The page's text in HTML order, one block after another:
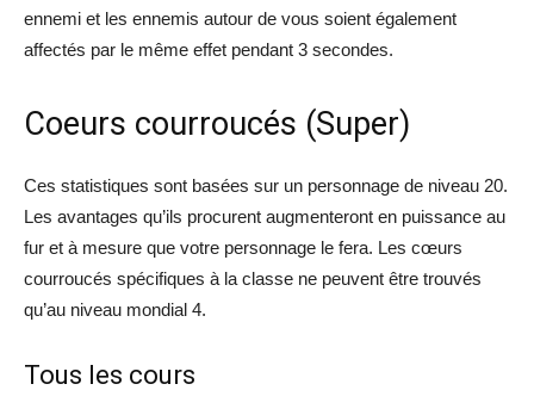
ennemi et les ennemis autour de vous soient également
affectés par le même effet pendant 3 secondes.
Coeurs courroucés (Super)
Ces statistiques sont basées sur un personnage de niveau 20.
Les avantages qu’ils procurent augmenteront en puissance au
fur et à mesure que votre personnage le fera. Les cœurs
courroucés spécifiques à la classe ne peuvent être trouvés
qu’au niveau mondial 4.
Tous les cours